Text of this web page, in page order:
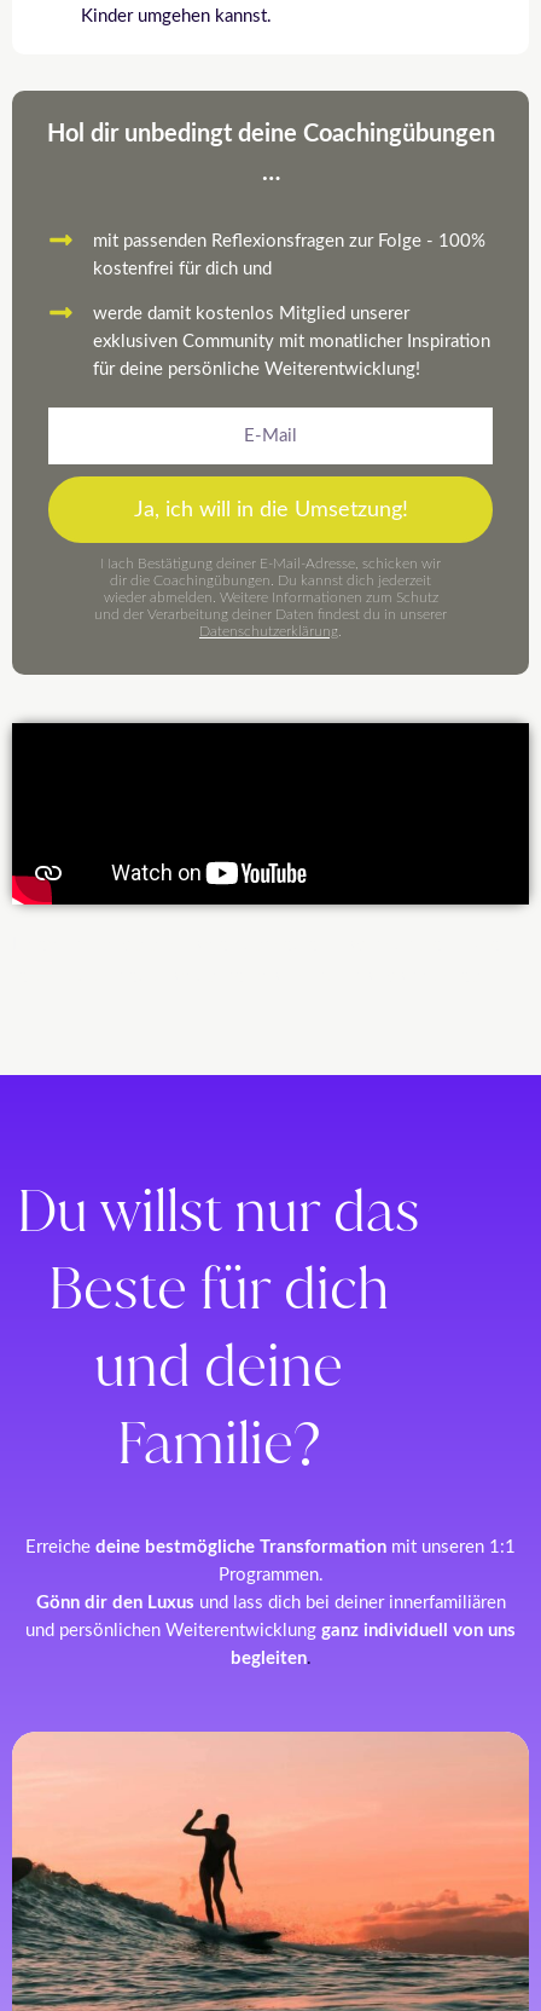
Kinder umgehen kannst.
Hol dir unbedingt deine Coachingübungen
…
mit passenden Reflexionsfragen zur Folge - 100%
kostenfrei für dich und
werde damit kostenlos Mitglied unserer
exklusiven Community mit monatlicher Inspiration
für deine persönliche Weiterentwicklung!
Ja, ich will in die Umsetzung!
Nach Bestätigung deiner E-Mail-Adresse, schicken wir
dir die Coachingübungen. Du kannst dich jederzeit
wieder abmelden. Weitere Informationen zum Schutz
und der Verarbeitung deiner Daten findest du in unserer
Datenschutzerklärung
Du willst nur das
Beste für dich
und deine
Familie?
Erreiche deine bestmögliche Transformation mit unseren 1:1
Programmen.
Gönn dir den Luxus und lass dich bei deiner innerfamiliären
und persönlichen Weiterentwicklung ganz individuell von uns
begleiten.